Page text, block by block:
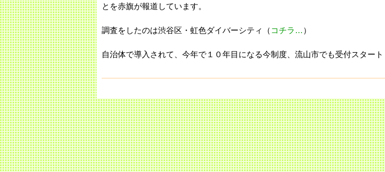
とを赤旗が報道しています。
調査をしたのは渋谷区・虹色ダイバーシティ（ コチラ… ）
自治体で導入されて、今年で１０年目になる今制度、流山市でも受付スタート